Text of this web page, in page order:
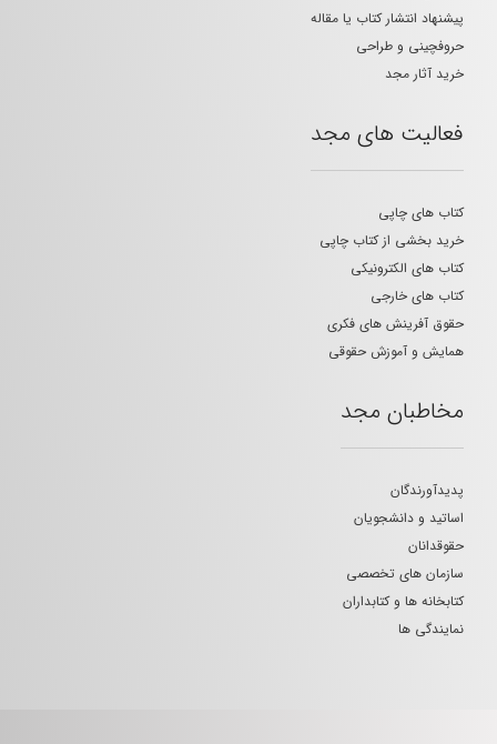
پیشنهاد انتشار کتاب یا مقاله
حروفچینی و طراحی
خرید آثار مجد
فعالیت های مجد
کتاب های چاپی
خرید بخشی از کتاب چاپی
کتاب های الکترونیکی
کتاب های خارجی
حقوق آفرینش های فکری
همایش و آموزش حقوقی
مخاطبان مجد
پدیدآورندگان
اساتید و دانشجویان
حقوقدانان
سازمان های تخصصی
کتابخانه ها و کتابداران
نمایندگی ها